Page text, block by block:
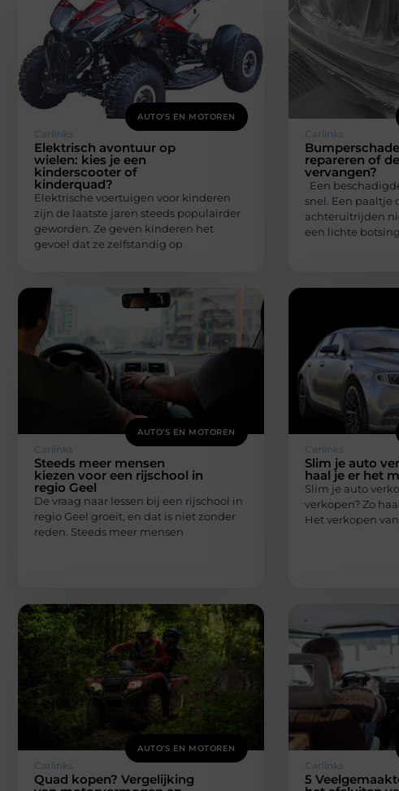
AUTO’S EN MOTOREN
Carlinks
Elektrisch avontuur op
wielen: kies je een
kinderscooter of
kinderquad?
Elektrische voertuigen voor kinderen
zijn de laatste jaren steeds populairder
geworden. Ze geven kinderen het
gevoel dat ze zelfstandig op
Carlinks
repareren of
vervangen?
Een
snel. Een paaltje
achteruitrijden
een lichte
AUTO’S EN MOTOREN
Carlinks
Steeds meer mensen
kiezen voor een rijschool in
regio Geel
De vraag naar lessen bij een rijschool in
regio Geel groeit, en dat is niet zonder
reden. Steeds meer mensen
Carlinks
Slim je auto
haal je er het
Slim je auto
verkopen? Zo
Het verkopen
AUTO’S EN MOTOREN
Carlinks
Quad kopen? Vergelijking
Carlinks
5